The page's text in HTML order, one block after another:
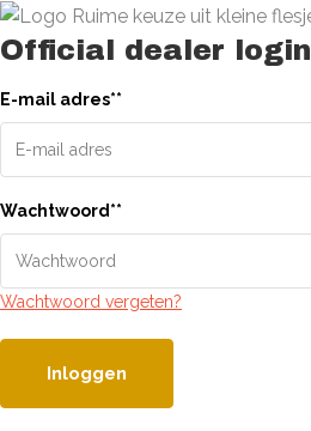
Official dealer login
E-mail adres**
Wachtwoord**
Wachtwoord vergeten?
Inloggen